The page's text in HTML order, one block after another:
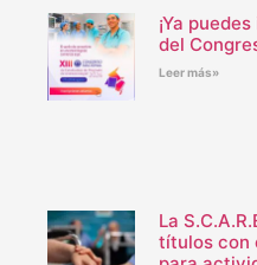
¡Ya
del
Leer más»
La
títulos con